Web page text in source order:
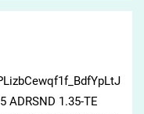
ADRSND 1.35-TE